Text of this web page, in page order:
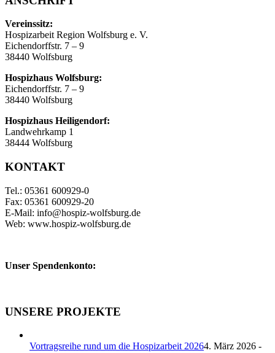
Vereinssitz:
Hospizarbeit Region Wolfsburg e. V.
Eichendorffstr. 7 – 9
38440 Wolfsburg
Hospizhaus Wolfsburg:
Eichendorffstr. 7 – 9
38440 Wolfsburg
Hospizhaus Heiligendorf:
Landwehrkamp 1
38444 Wolfsburg
KONTAKT
Tel.: 05361 600929-0
Fax: 05361 600929-20
E-Mail: info@hospiz-wolfsburg.de
Web: www.hospiz-wolfsburg.de
Unser Spendenkonto:
UNSERE PROJEKTE
Vortragsreihe rund um die Hospizarbeit 20264. März 2026 -